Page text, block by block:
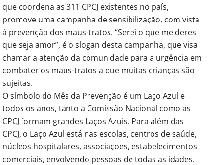
que coordena as 311 CPCJ existentes no país,
promove uma campanha de sensibilização, com vista
à prevenção dos maus-tratos. “Serei o que me deres,
que seja amor”, é o slogan desta campanha, que visa
chamar a atenção da comunidade para a urgência em
combater os maus-tratos a que muitas crianças são
sujeitas.
O símbolo do Mês da Prevenção é um Laço Azul e
todos os anos, tanto a Comissão Nacional como as
CPCJ formam grandes Laços Azuis. Para além das
CPCJ, o Laço Azul está nas escolas, centros de saúde,
núcleos hospitalares, associações, estabelecimentos
comerciais, envolvendo pessoas de todas as idades.